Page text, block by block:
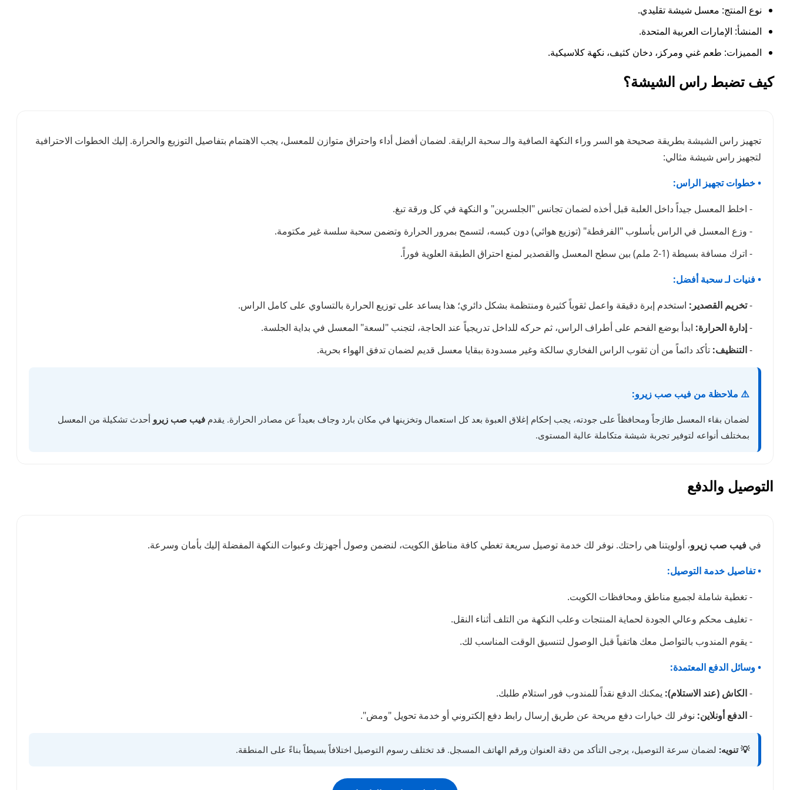
نوع المنتج: معسل شيشة تقليدي.
المنشأ: الإمارات العربية المتحدة.
المميزات: طعم غني ومركز، دخان كثيف، نكهة كلاسيكية.
كيف تضبط راس الشيشة؟
تجهيز راس الشيشة بطريقة صحيحة هو السر وراء النكهة الصافية والـ سحبة الرايقة. لضمان أفضل أداء واحتراق متوازن للمعسل، يجب الاهتمام بتفاصيل التوزيع والحرارة. إليك الخطوات الاحترافية
لتجهيز راس شيشة مثالي:
• خطوات تجهيز الراس:
- اخلط المعسل جيداً داخل العلبة قبل أخذه لضمان تجانس "الجلسرين" و النكهة في كل ورقة تبغ.
- وزع المعسل في الراس بأسلوب "الفرفطة" (توزيع هوائي) دون كبسه، لتسمح بمرور الحرارة وتضمن سحبة سلسة غير مكتومة.
- اترك مسافة بسيطة (1-2 ملم) بين سطح المعسل والقصدير لمنع احتراق الطبقة العلوية فوراً.
• فنيات لـ سحبة أفضل:
-تخريم القصدير: استخدم إبرة دقيقة واعمل ثقوباً كثيرة ومنتظمة بشكل دائري؛ هذا يساعد على توزيع الحرارة بالتساوي على كامل الراس.
-إدارة الحرارة: ابدأ بوضع الفحم على أطراف الراس، ثم حركه للداخل تدريجياً عند الحاجة، لتجنب "لسعة" المعسل في بداية الجلسة.
-التنظيف: تأكد دائماً من أن ثقوب الراس الفخاري سالكة وغير مسدودة ببقايا معسل قديم لضمان تدفق الهواء بحرية.
⚠️ ملاحظة من فيب صب زيرو:
لضمان بقاء المعسل طازجاً ومحافظاً على جودته، يجب إحكام إغلاق العبوة بعد كل استعمال وتخزينها في مكان بارد وجاف بعيداً عن مصادر الحرارة. يقدم فيب صب زيرو أحدث تشكيلة من المعسل
بمختلف أنواعه لتوفير تجربة شيشة متكاملة عالية المستوى.
التوصيل والدفع
في فيب صب زيرو، أولويتنا هي راحتك. نوفر لك خدمة توصيل سريعة تغطي كافة مناطق الكويت، لنضمن وصول أجهزتك وعبوات النكهة المفضلة إليك بأمان وسرعة.
• تفاصيل خدمة التوصيل:
- تغطية شاملة لجميع مناطق ومحافظات الكويت.
- تغليف محكم وعالي الجودة لحماية المنتجات وعلب النكهة من التلف أثناء النقل.
- يقوم المندوب بالتواصل معك هاتفياً قبل الوصول لتنسيق الوقت المناسب لك.
• وسائل الدفع المعتمدة:
-الكاش (عند الاستلام): يمكنك الدفع نقداً للمندوب فور استلام طلبك.
-الدفع أونلاين: نوفر لك خيارات دفع مريحة عن طريق إرسال رابط دفع إلكتروني أو خدمة تحويل "ومض".
💡 تنويه: لضمان سرعة التوصيل، يرجى التأكد من دقة العنوان ورقم الهاتف المسجل. قد تختلف رسوم التوصيل اختلافاً بسيطاً بناءً على المنطقة.